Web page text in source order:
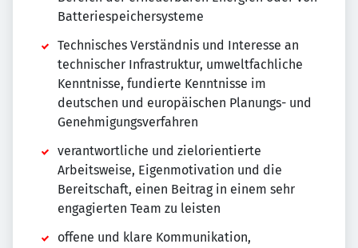
Batteriespeichersysteme
Technisches Verständnis und Interesse an
technischer Infrastruktur, umweltfachliche
Kenntnisse, fundierte Kenntnisse im
deutschen und europäischen Planungs- und
Genehmigungsverfahren
verantwortliche und zielorientierte
Arbeitsweise, Eigenmotivation und die
Bereitschaft, einen Beitrag in einem sehr
engagierten Team zu leisten
offene und klare Kommunikation,